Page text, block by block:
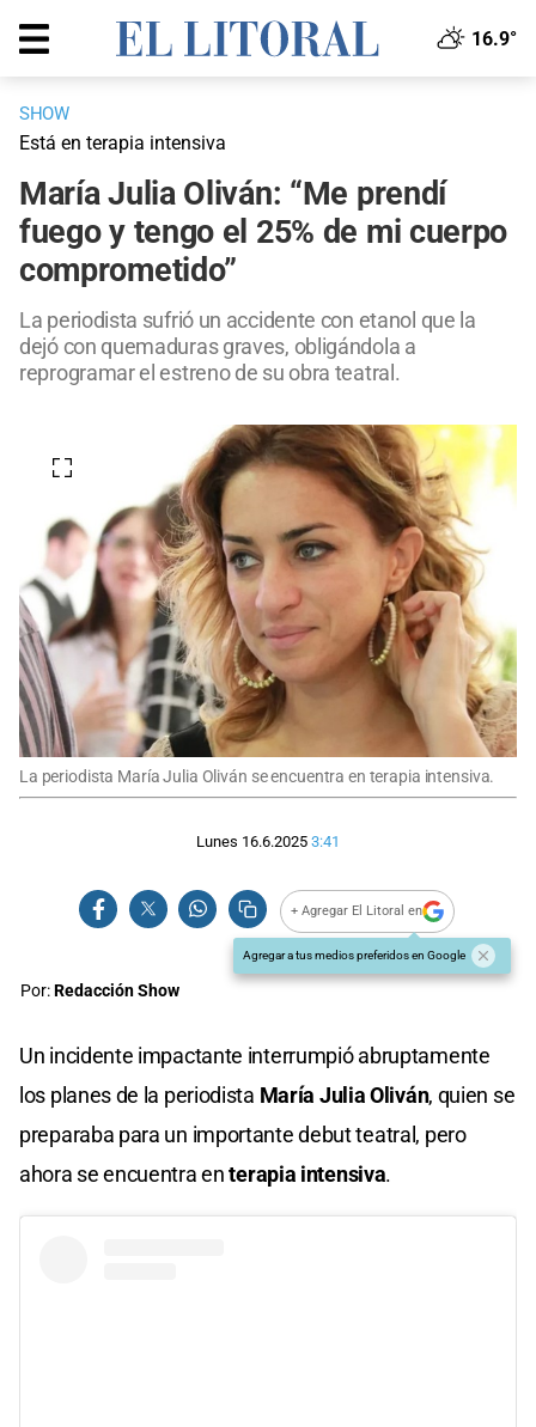
16.9°
SHOW
Está en terapia intensiva
María Julia Oliván: “Me prendí
fuego y tengo el 25% de mi cuerpo
comprometido”
La periodista sufrió un accidente con etanol que la
dejó con quemaduras graves, obligándola a
reprogramar el estreno de su obra teatral.
La periodista María Julia Oliván se encuentra en terapia intensiva.
Lunes 16.6.2025 3:41
+ Agregar El Litoral en
Agregar a tus medios preferidos en Google
Por:Redacción Show
Un incidente impactante interrumpió abruptamente
los planes de la periodista María Julia Oliván, quien se
preparaba para un importante debut teatral, pero
ahora se encuentra enterapia intensiva.